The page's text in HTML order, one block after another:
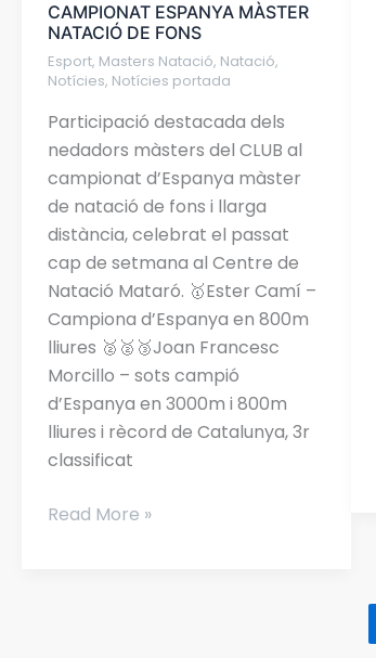
CAMPIONAT ESPANYA MÀSTER
NATACIÓ DE FONS
Esport, Masters Natació, Natació,
Notícies, Notícies portada
Participació destacada dels
nedadors màsters del CLUB al
campionat d’Espanya màster
de natació de fons i llarga
distància, celebrat el passat
cap de setmana al Centre de
Natació Mataró. 🥇Ester Camí –
Campiona d’Espanya en 800m
lliures 🥈🥈🥉Joan Francesc
Morcillo – sots campió
d’Espanya en 3000m i 800m
lliures i rècord de Catalunya, 3r
classificat
MÀSTER
NATACIÓ
DE
Read More »